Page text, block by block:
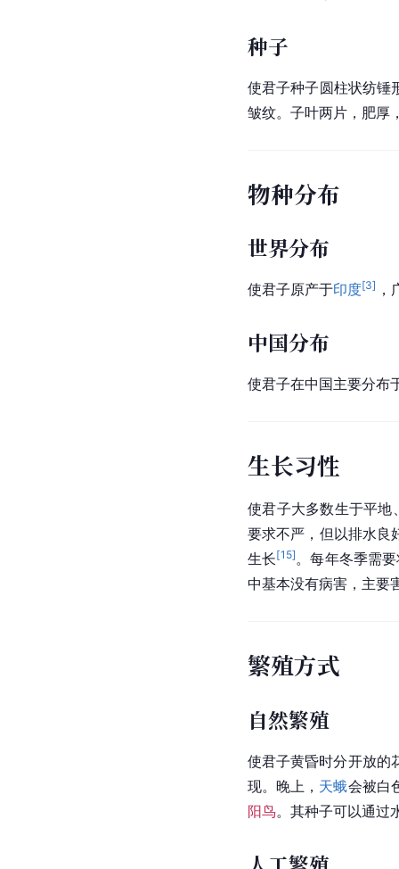
种子
使君子种子圆柱状纺锤
皱纹。子叶两片，肥厚
物种分布
世界分布
使君子原产于印度[3]
中国分布
使君子在中国主要分布
生长习性
使君子大多数生于平地
要求不严，但以排水良
生长[15]。每年冬季需
中基本没有病害，主要
繁殖方式
自然繁殖
使君子黄昏时分开放的
现。晚上， 天蛾会被白
阳鸟。其种子可以通过